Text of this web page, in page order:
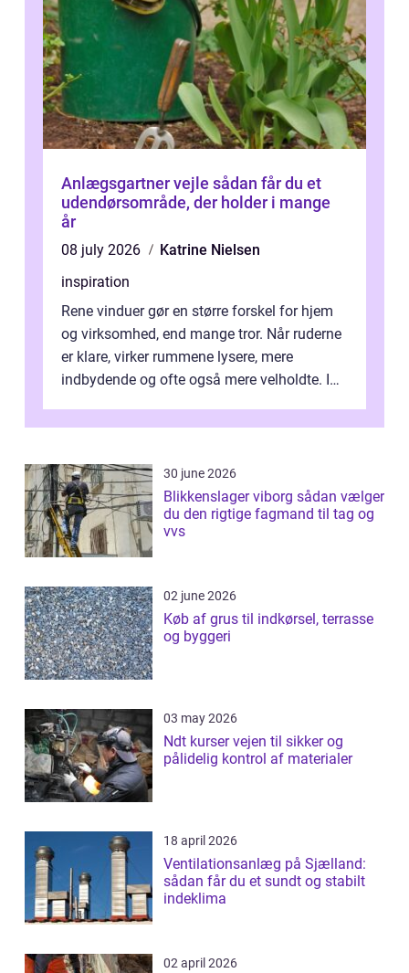
Anlægsgartner vejle sådan får du et
udendørsområde, der holder i mange
år
08 july 2026
Katrine Nielsen
inspiration
Rene vinduer gør en større forskel for hjem
og virksomhed, end mange tror. Når ruderne
er klare, virker rummene lysere, mere
indbydende og ofte også mere velholdte. I
30 june 2026
Blikkenslager viborg sådan vælger
du den rigtige fagmand til tag og
vvs
02 june 2026
Køb af grus til indkørsel, terrasse
og byggeri
03 may 2026
Ndt kurser vejen til sikker og
pålidelig kontrol af materialer
18 april 2026
Ventilationsanlæg på Sjælland:
sådan får du et sundt og stabilt
indeklima
02 april 2026